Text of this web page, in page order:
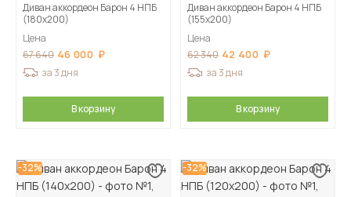
Диван аккордеон Барон 4 НПБ
(180х200)
Цена
67 640 46 000
за 3 дня
В корзину
Диван аккордеон Барон 4 НПБ
(155х200)
Цена
62 340 42 400
за 3 дня
В корзину
-32% -32%